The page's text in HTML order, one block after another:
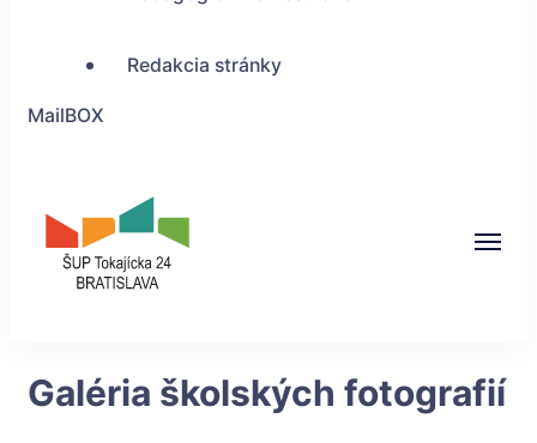
Redakcia stránky
MailBOX
Bratislava
Galéria školských fotografií